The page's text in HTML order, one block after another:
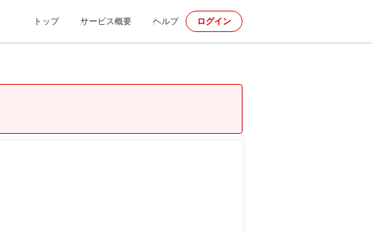
トップ サービス概要 ヘルプ ログイン